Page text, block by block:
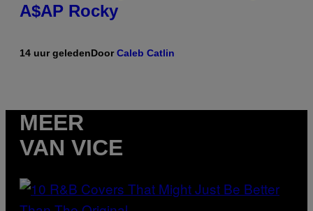
A$AP Rocky
14 uur geledenDoorCaleb Catlin
MEER
VAN VICE